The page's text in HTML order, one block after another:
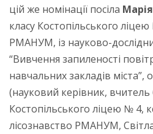
цій же номінації посіла
класу Костопільського
РМАНУМ, із науково-
“Вивчення запиленості
навчальних закладів
(науковий керівник, вчитель
Костопільського ліцею № 4,
лісознавство РМАНУМ,